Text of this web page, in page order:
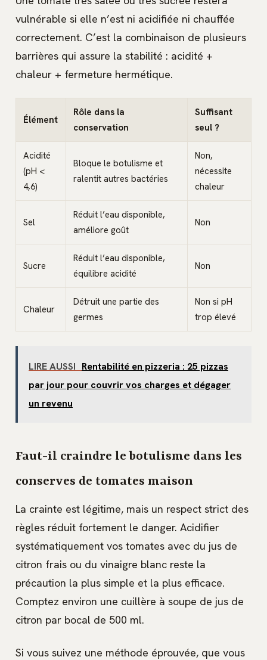
vulnérable si elle n’est ni acidifiée ni chauffée
correctement. C’est la combinaison de plusieurs
barrières qui assure la stabilité : acidité +
chaleur + fermeture hermétique.
Élément
Rôle dans la
conservation
Suffisant
seul ?
Acidité
(pH <
4,6)
Bloque le botulisme et
ralentit autres bactéries
Non,
nécessite
chaleur
Sel
Réduit l’eau disponible,
améliore goût
Non
Sucre
Réduit l’eau disponible,
équilibre acidité
Non
Chaleur
Détruit une partie des
germes
Non si pH
trop élevé
LIRE AUSSI Rentabilité en pizzeria : 25 pizzas
par jour pour couvrir vos charges et dégager
un revenu
Faut-il craindre le botulisme dans les
conserves de tomates maison
La crainte est légitime, mais un respect strict des
règles réduit fortement le danger. Acidifier
systématiquement vos tomates avec du jus de
citron frais ou du vinaigre blanc reste la
précaution la plus simple et la plus efficace.
Comptez environ une cuillère à soupe de jus de
citron par bocal de 500 ml.
Si vous suivez une méthode éprouvée, que vous